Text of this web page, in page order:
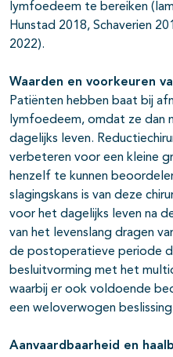
lymfoedeem te bereiken
Hunstad 2018, Schaverien
2022).
Waarden en voorkeuren
Patiënten hebben baat bij
lymfoedeem, omdat ze dan
dagelijks leven.
verbeteren voor een kleine
henzelf te kunnen
slagingskans is van deze
voor het dagelijks leven na
van het levenslang dragen
de postoperatieve periode
besluitvorming met het
waarbij er ook voldoende
een weloverwogen
Aanvaardbaarheid en